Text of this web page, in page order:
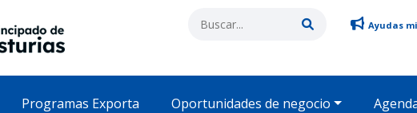
Ayudas
Programas Exporta Oportunidades de negocio